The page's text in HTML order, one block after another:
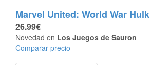
Marvel United: World War Hulk
26.99€
Novedad en Los Juegos de Sauron
Comparar precio